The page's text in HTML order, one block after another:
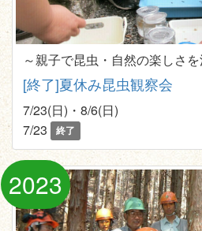
～親子で昆虫・自然の楽しさ
[終了]夏休み昆虫観察会
7/23(日)・8/6(日)
7/23
終了
2023